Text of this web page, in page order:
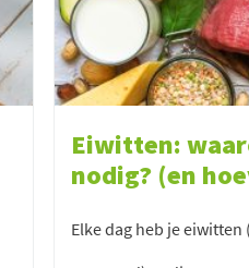
Eiwitten:
nodig? (en
Elke dag heb je